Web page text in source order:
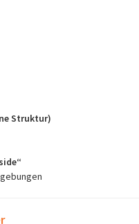
Struktur)